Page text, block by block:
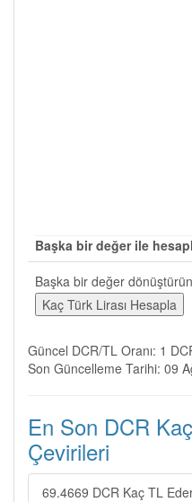
Başka bir değer ile
Başka bir değer
Güncel DCR/TL Oranı: 1
Son Güncelleme Tarihi: 09
En Son DCR
Çevirileri
69.4669 DCR Kaç TL